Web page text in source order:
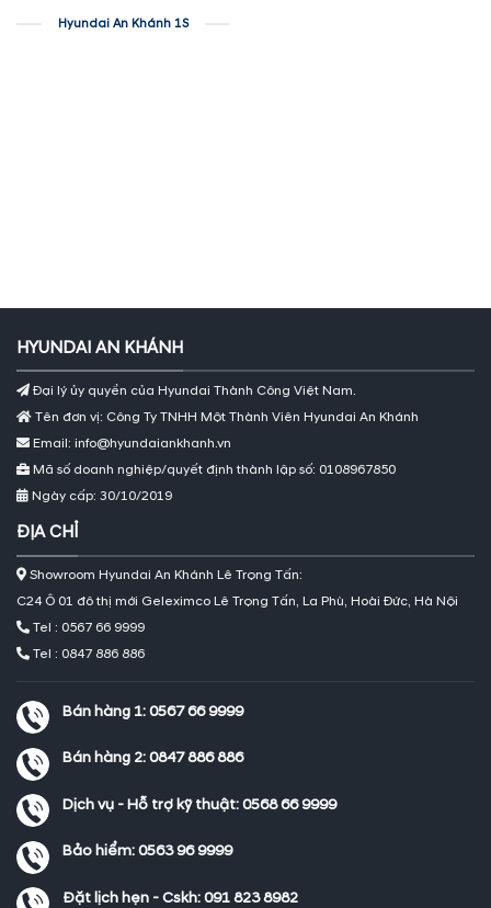
Hyundai An Khánh 1S
HYUNDAI AN KHÁNH
Đại lý ủy quyền của Hyundai Thành Công Việt Nam.
Tên đơn vị: Công Ty TNHH Một Thành Viên Hyundai An Khánh
Email: info@hyundaiankhanh.vn
Mã số doanh nghiệp/quyết định thành lập số: 0108967850
Ngày cấp: 30/10/2019
ĐỊA CHỈ
Showroom Hyundai An Khánh Lê Trọng Tấn:
C24 Ô 01 đô thị mới Geleximco Lê Trọng Tấn, La Phù, Hoài Đức, Hà Nội
Tel : 0567 66 9999
Tel : 0847 886 886
Bán hàng 1:0567 66 9999
Bán hàng 2:0847 886 886
Dịch vụ - Hỗ trợ kỹ thuật:0568 66 9999
Bảo hiểm:0563 96 9999
Đặt lịch hẹn - Cskh:091 823 8982